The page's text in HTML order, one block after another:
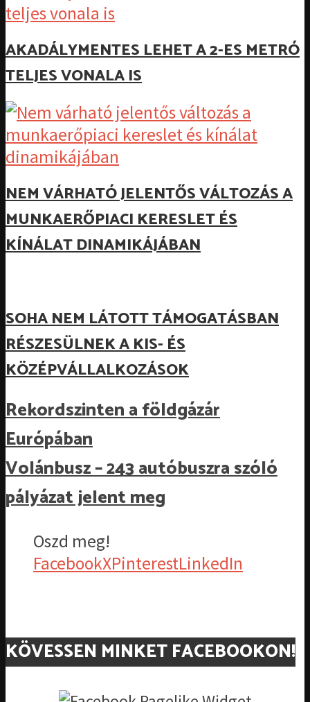
AKADÁLYMENTES LEHET A 2-ES METRÓ
TELJES VONALA IS
NEM VÁRHATÓ JELENTŐS VÁLTOZÁS A
MUNKAERŐPIACI KERESLET ÉS
KÍNÁLAT DINAMIKÁJÁBAN
SOHA NEM LÁTOTT TÁMOGATÁSBAN
RÉSZESÜLNEK A KIS- ÉS
KÖZÉPVÁLLALKOZÁSOK
Rekordszinten a földgázár
Európában
Volánbusz – 243 autóbuszra szóló
pályázat jelent meg
Oszd meg!
FacebookXPinterestLinkedIn
KÖVESSEN MINKET FACEBOOKON!